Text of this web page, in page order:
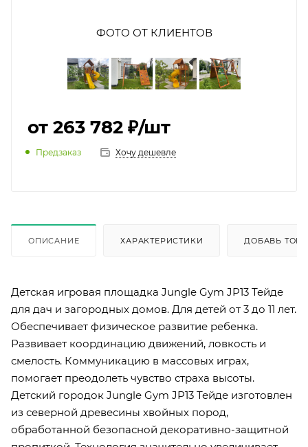
ФОТО ОТ КЛИЕНТОВ
от 263 782 ₽/шт
Предзаказ Хочу дешевле
ОПИСАНИЕ ХАРАКТЕРИСТИКИ ДОБАВЬ
Детская игровая площадка Jungle Gym JP13 Тейде
для дач и загородных домов. Для детей от 3 до 11 лет.
Обеспечивает физическое развитие ребенка.
Развивает координацию движений, ловкость и
смелость. Коммуникацию в массовых играх,
помогает преодолеть чувство страха высоты.
Детский городок Jungle Gym JP13 Тейде изготовлен
из северной древесины хвойных пород,
обработанной безопасной декоративно-защитной